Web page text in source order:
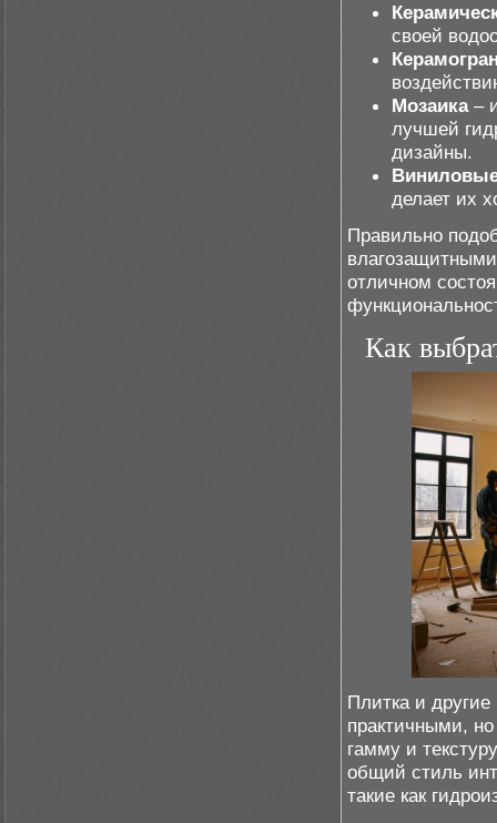
своей
Мозаика–
лучшей
дизайны.
делает их
Правильно
отличном
Как
Плитка и
практичными,
гамму и
общий стиль
такие как